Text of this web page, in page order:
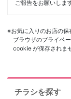
ご報告をお願いします
※お気に入りのお店の保
ブラウザのプライベ
cookie が保存されま
チラシを探す